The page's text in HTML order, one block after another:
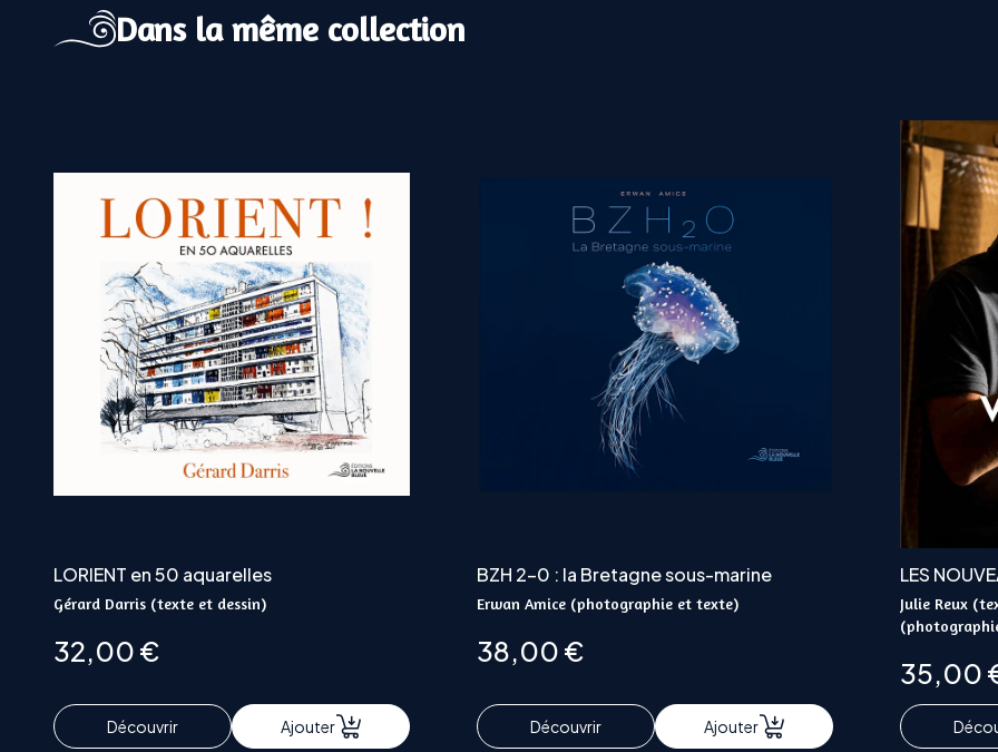
Dans la même collection
LORIENT en 50 aquarelles
Gérard Darris (texte et dessin)
32,00 €
Découvrir Ajouter
BZH 2-0 : la Bretagne sous-marine
Erwan Amice (photographie et texte)
38,00 €
Découvrir Ajouter
LES
Julie Reux
35,00